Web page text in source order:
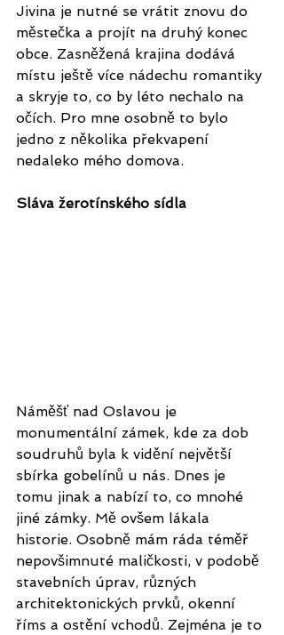
Jivina je nutné se vrátit znovu do
městečka a projít na druhý konec
obce. Zasněžená krajina dodává
místu ještě více nádechu romantiky
a skryje to, co by léto nechalo na
očích. Pro mne osobně to bylo
jedno z několika překvapení
nedaleko mého domova.
Sláva žerotínského sídla
Náměšť nad Oslavou je
monumentální zámek, kde za dob
soudruhů byla k vidění největší
sbírka gobelínů u nás. Dnes je
tomu jinak a nabízí to, co mnohé
jiné zámky. Mě ovšem lákala
historie. Osobně mám ráda téměř
nepovšimnuté maličkosti, v podobě
stavebních úprav, různých
architektonických prvků, okenní
říms a ostění vchodů. Zejména je to